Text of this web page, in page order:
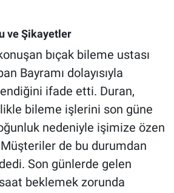
ve Şikayetler
bıçak bileme ustası
Bayramı dolayısıyla
ifade etti. Duran,
bileme işlerini son güne
nedeniyle işimize özen
de bu durumdan
Son günlerde gelen
beklemek zorunda